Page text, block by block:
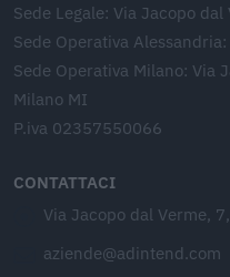
Sede Legale: Via Jacopo
Sede Operativa
Sede Operativa Milano: Via
Milano MI
P.iva 02357550066
CONTATTACI
Via Jacopo dal Verme,
aziende@adintend.com